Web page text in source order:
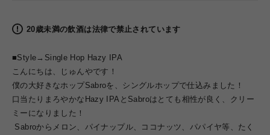
20歳未満の飲酒は法律で禁止されています
■Style→ Single Hop Hazy IPA
こんにちは、じゅんやです！
僕の大好きなホップSabroを、シングルホップで仕込みました！
口当たりまろやかなHazy IPAとSabroはとても相性が良く、クリー
ミーになりました！
Sabroからメロン、パイナップル、ココナッツ、パパイヤ等、たく